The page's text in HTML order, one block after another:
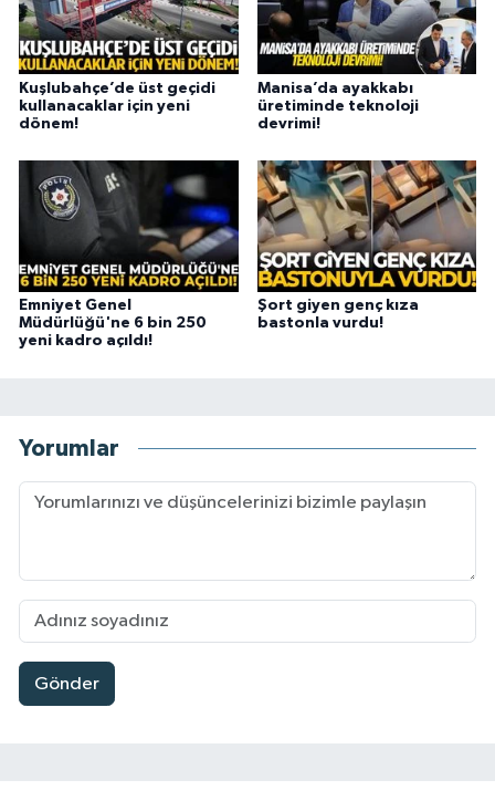
Kuşlubahçe’de üst geçidi
kullanacaklar için yeni
dönem!
Manisa’da ayakkabı
üretiminde teknoloji
devrimi!
Emniyet Genel
Müdürlüğü'ne 6 bin 250
yeni kadro açıldı!
Şort giyen genç kıza
bastonla vurdu!
Yorumlar
Gönder